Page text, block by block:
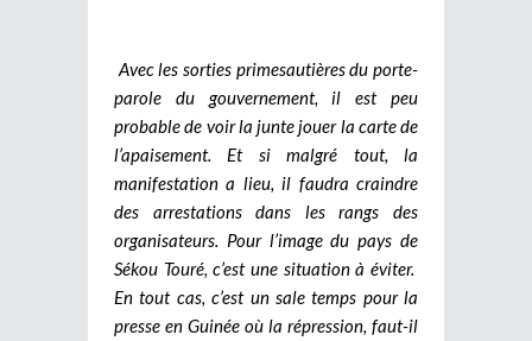
Avec les sorties primesautières du porte-
parole du gouvernement, il est peu
probable de voir la junte jouer la carte de
l’apaisement. Et si malgré tout, la
manifestation a lieu, il faudra craindre
des arrestations dans les rangs des
organisateurs. Pour l’image du pays de
Sékou Touré, c’est une situation à éviter.
En tout cas, c’est un sale temps pour la
presse en Guinée où la répression, faut-il